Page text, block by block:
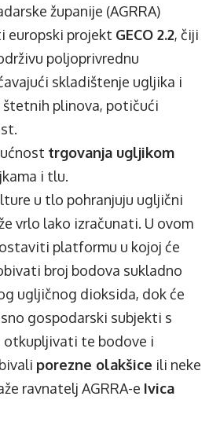
županije (AGRRA)
europski projekt GECO 2.2, čiji
poljoprivrednu
skladištenje ugljika i
štetnih plinova, potičući
trgovanja ugljikom
i tlu.
u tlo pohranjuju ugljični
vrlo lako izračunati. U ovom
platformu u kojoj će
broj bodova sukladno
ugljičnog dioksida, dok će
gospodarski subjekti s
otkupljivati te bodove i
porezne olakšice ili neke
ravnatelj AGRRA-e Ivica